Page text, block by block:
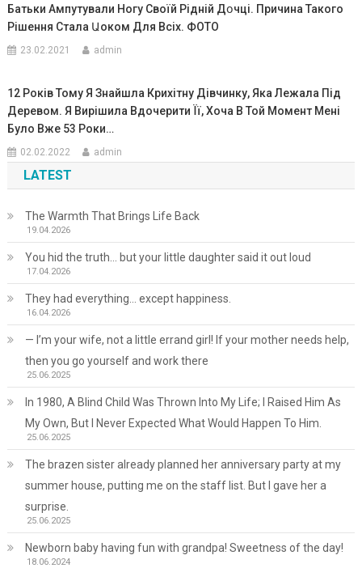
Батьки Ампутували Ногу Своїй Рідній Дօчці. Причина Такого
Рішення Стала Աоком Для Всіх. ФОТО
23.02.2021 admin
12 Років Тому Я Знайшла Крихітну Дівчинку, Яка Лежала Під
Деревом. Я Вирішила Вдочерити Її, Хоча В Той Момент Мені
Було Вже 53 Роки…
02.02.2022 admin
LATEST
The Warmth That Brings Life Back
19.04.2026
You hid the truth… but your little daughter said it out loud
17.04.2026
They had everything… except happiness.
16.04.2026
— I’m your wife, not a little errand girl! If your mother needs help,
then you go yourself and work there
25.06.2025
In 1980, A Blind Child Was Thrown Into My Life; I Raised Him As
My Own, But I Never Expected What Would Happen To Him.
25.06.2025
The brazen sister already planned her anniversary party at my
summer house, putting me on the staff list. But I gave her a
surprise.
25.06.2025
Newborn baby having fun with grandpa! Sweetness of the day!
18.06.2024